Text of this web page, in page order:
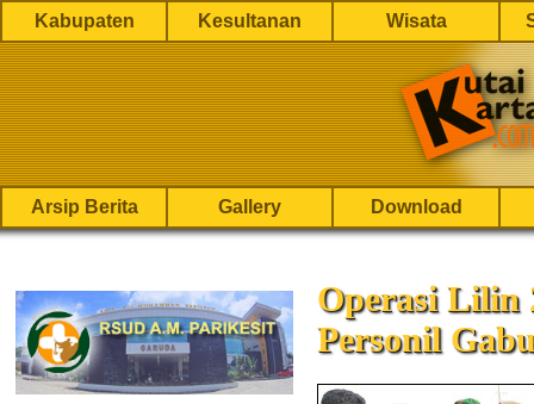
Kabupaten Kesultanan Wisata
Arsip Berita Gallery Download
Operasi Lilin
Personil